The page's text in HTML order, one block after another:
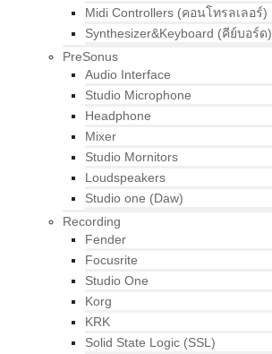
Midi Controllers (คอนโทรลเลอร์)
Synthesizer&Keyboard (คีย์บอร์ด)
PreSonus
Audio Interface
Studio Microphone
Headphone
Mixer
Studio Mornitors
Loudspeakers
Studio one (Daw)
Recording
Fender
Focusrite
Studio One
Korg
KRK
Solid State Logic (SSL)